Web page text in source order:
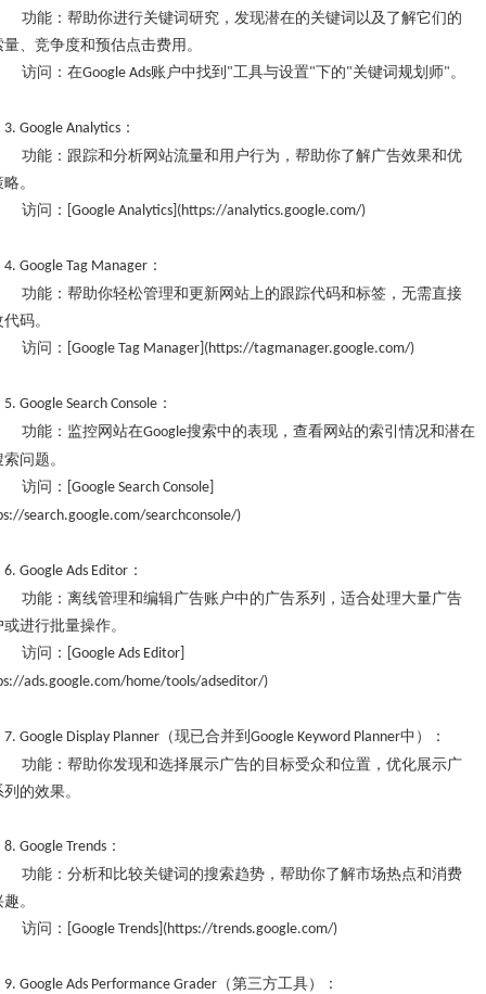
功能：帮助你进行关键词研究，发现潜在的关键词以及了解它们的
量、竞争度和预估点击费用。
访问：在Google Ads账户中找到 "工具与设置"下的"关键词规划师" 。
3. Google Analytics ：
功能：跟踪和分析网站流量和用户行为，帮助你了解广告效果和优
。
访问：
[Google Analytics](https://analytics.google.com/)
4. Google Tag Manager ：
功能：帮助你轻松管理和更新网站上的跟踪代码和标签，无需直接
码。
访问：
[Google Tag Manager](https://tagmanager.google.com/)
5. Google Search Console ：
功能：监控网站在Google搜索中的表现，查看网站的索引情况和潜在
问题。
访问：
[Google Search Console]
search.google.com/searchconsole/)
6. Google Ads Editor ：
功能：离线管理和编辑广告账户中的广告系列，适合处理大量广告
进行批量操作。
访问：
[Google Ads Editor]
ads.google.com/home/tools/adseditor/)
7. Google Display Planner （现已合并到 Google Keyword Planner中）：
功能：帮助你发现和选择展示广告的目标受众和位置，优化展示广
的效果。
8. Google Trends ：
功能：分析和比较关键词的搜索趋势，帮助你了解市场热点和消费
。
访问：
[Google Trends](https://trends.google.com/)
9. Google Ads Performance Grader （第三方工具）：